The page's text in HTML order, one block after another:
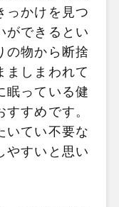
っかけを見つ
ができるとい
の物から断捨
ましまわれて
眠っている健
すめです。
いてい不要な
やすいと思い